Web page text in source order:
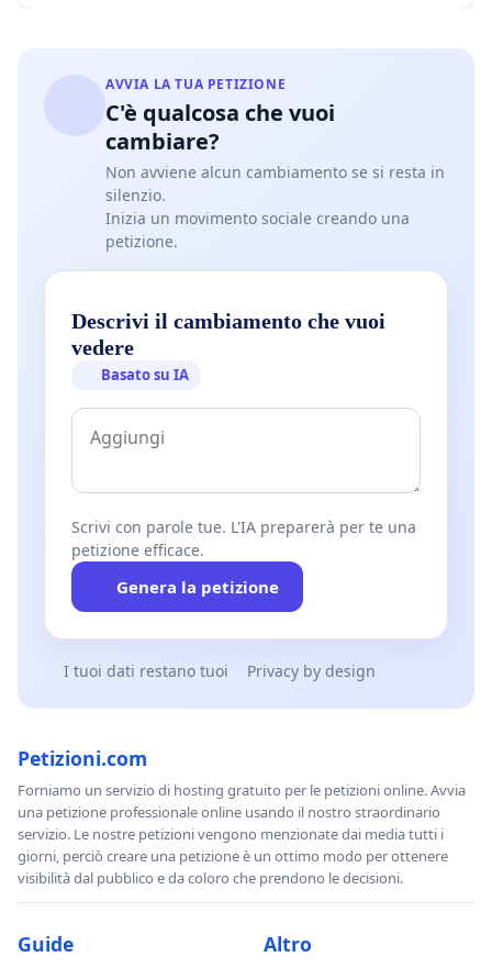
AVVIA LA TUA PETIZIONE
C'è qualcosa che vuoi
cambiare?
Non avviene alcun cambiamento se si resta in
silenzio.
Inizia un movimento sociale creando una
petizione.
Descrivi il cambiamento che vuoi
vedere
Basato su IA
Scrivi con parole tue. L'IA preparerà per te una
petizione efficace.
Genera la petizione
I tuoi dati restano tuoi Privacy by design
Petizioni.com
Forniamo un servizio di hosting gratuito per le petizioni online. Avvia
una petizione professionale online usando il nostro straordinario
servizio. Le nostre petizioni vengono menzionate dai media tutti i
giorni, perciò creare una petizione è un ottimo modo per ottenere
visibilità dal pubblico e da coloro che prendono le decisioni.
Guide Altro